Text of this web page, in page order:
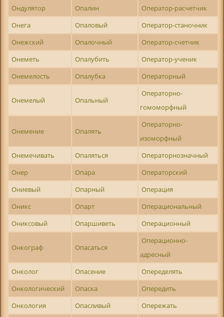
Ондулятор
Опалин
Оператор-расчетчик
Онега
Опаловый
Оператор-станочник
Онежский
Опалочный
Оператор-счетчик
Онеметь
Опалубить
Оператор-ученик
Онемелость
Опалубка Операторный
Онемелый Опальный
Операторно-
гомоморфный
Онемение Опалять
Операторно-
изоморфный
Онемечивать
Опаляться
Операторнозначный
Онер
Опара
Операторский
Ониевый
Опарный
Операция
Оникс
Опарт
Операциональный
Ониксовый
Опаршиветь Операционный
Онкограф Опасаться
Операционно-
адресный
Онколог
Опасение
Опеределять
Онкологический
Опаска
Опередить
Онкология
Опасливый
Опережать